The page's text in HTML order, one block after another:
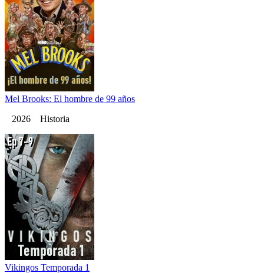
Mel Brooks: El hombre de 99 años
2026 Historia
Vikingos Temporada 1